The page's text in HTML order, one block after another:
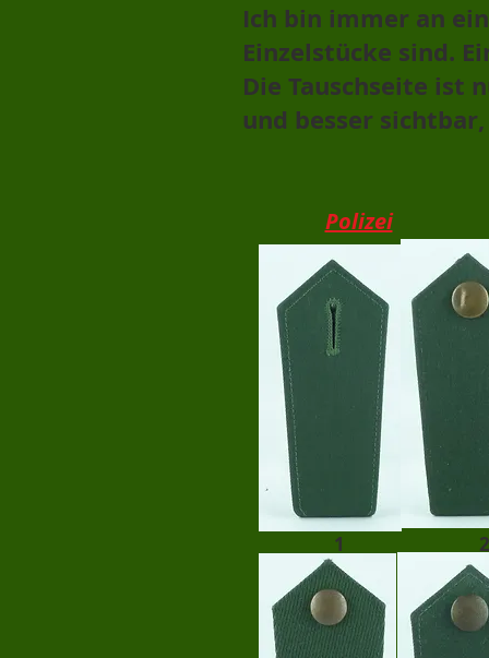
Ich bin immer an
Einzelstücke sind.
Die Tauschseite ist
und besser
Polizei
1 2